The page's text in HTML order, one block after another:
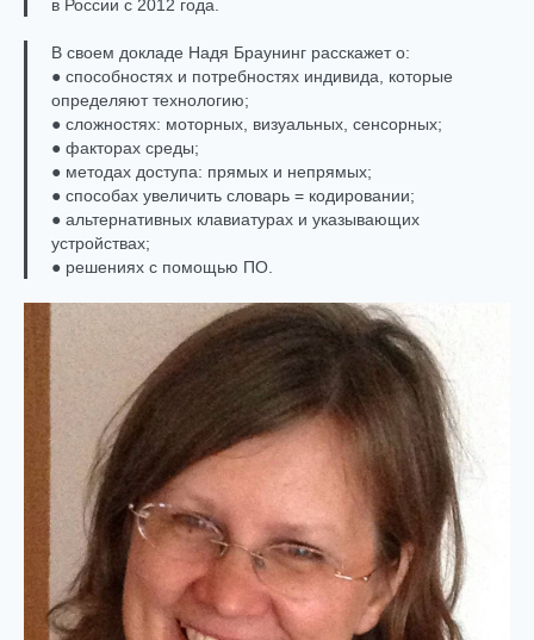
в России с 2012 года.
В своем докладе Надя Браунинг расскажет о:
● способностях и потребностях индивида, которые
определяют технологию;
● сложностях: моторных, визуальных, сенсорных;
● факторах среды;
● методах доступа: прямых и непрямых;
● способах увеличить словарь = кодировании;
● альтернативных клавиатурах и указывающих
устройствах;
● решениях с помощью ПО.